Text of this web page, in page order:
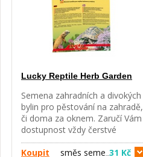
Lucky Reptile Herb Garden
Semena zahradních a divokých
bylin pro pěstování na zahradě,
či doma za oknem. Zaručí Vám
dostupnost vždy čerstvé
potravy pro všechny býložravé
plazy a drobné hlodavce, popř.
Koupit směs seme 31 Kč